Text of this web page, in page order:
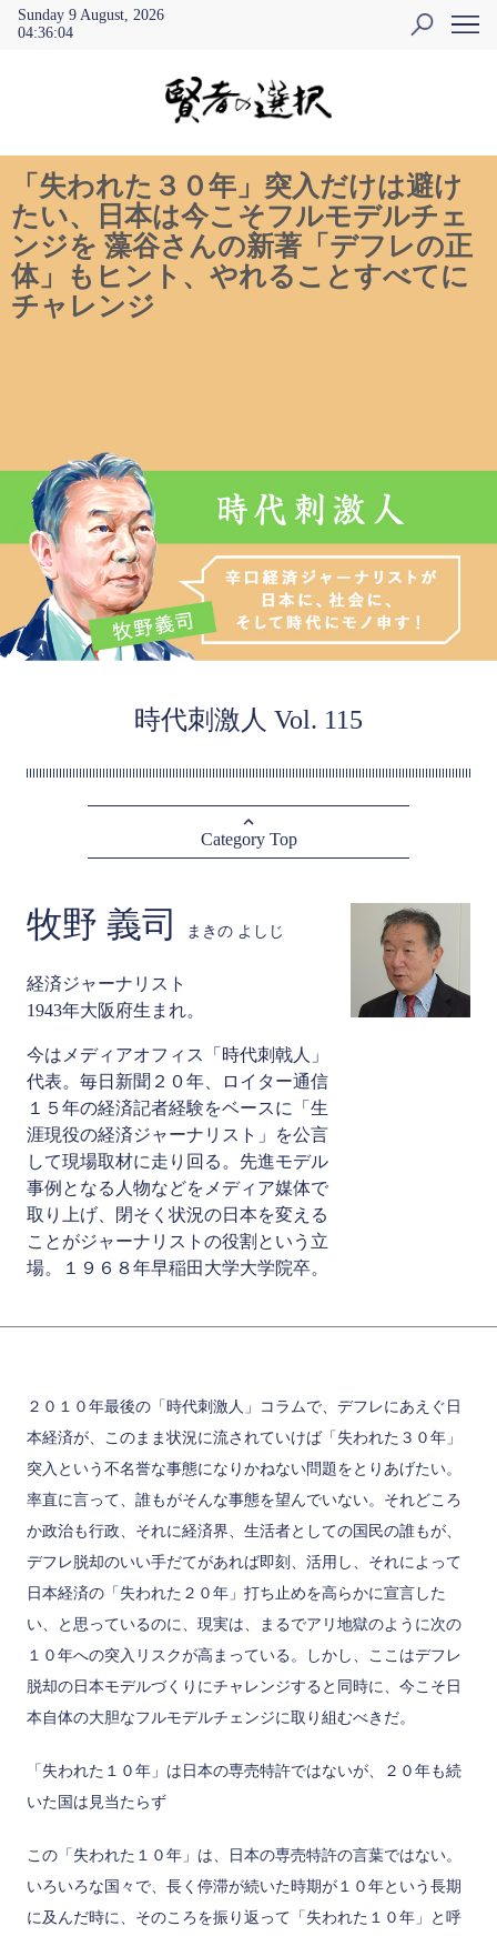
Sunday 9 August, 2026
04:36:05
「失われた３０年」突入だけは避け
たい、日本は今こそフルモデルチェ
ンジを 藻谷さんの新著「デフレの正
体」もヒント、やれることすべてに
チャレンジ
時代刺激人 Vol. 115
Category Top
牧野 義司 まきの よしじ
経済ジャーナリスト
1943年大阪府生まれ。
今はメディアオフィス「時代刺戟人」
代表。毎日新聞２０年、ロイター通信
１５年の経済記者経験をベースに「生
涯現役の経済ジャーナリスト」を公言
して現場取材に走り回る。先進モデル
事例となる人物などをメディア媒体で
取り上げ、閉そく状況の日本を変える
ことがジャーナリストの役割という立
場。１９６８年早稲田大学大学院卒。
２０１０年最後の「時代刺激人」コラムで、デフレにあえぐ日
本経済が、このまま状況に流されていけば「失われた３０年」
突入という不名誉な事態になりかねない問題をとりあげたい。
率直に言って、誰もがそんな事態を望んでいない。それどころ
か政治も行政、それに経済界、生活者としての国民の誰もが、
デフレ脱却のいい手だてがあれば即刻、活用し、それによって
日本経済の「失われた２０年」打ち止めを高らかに宣言した
い、と思っているのに、現実は、まるでアリ地獄のように次の
１０年への突入リスクが高まっている。しかし、ここはデフレ
脱却の日本モデルづくりにチャレンジすると同時に、今こそ日
本自体の大胆なフルモデルチェンジに取り組むべきだ。
「失われた１０年」は日本の専売特許ではないが、２０年も続
いた国は見当たらず
この「失われた１０年」は、日本の専売特許の言葉ではない。
いろいろな国々で、長く停滞が続いた時期が１０年という長期
に及んだ時に、そのころを振り返って「失われた１０年」と呼